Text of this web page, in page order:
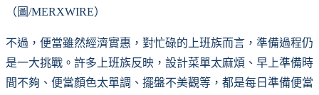
（圖/MERXWIRE）
不過，便當雖然經濟實惠，對忙碌的上班族而言，準備過程仍
是一大挑戰。許多上班族反映，設計菜單太麻煩、早上準備時
間不夠、便當顏色太單調、擺盤不美觀等，都是每日準備便當